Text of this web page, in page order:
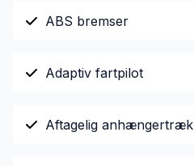
ABS bremser
Adaptiv fartpilot
Aftagelig anhængertræk